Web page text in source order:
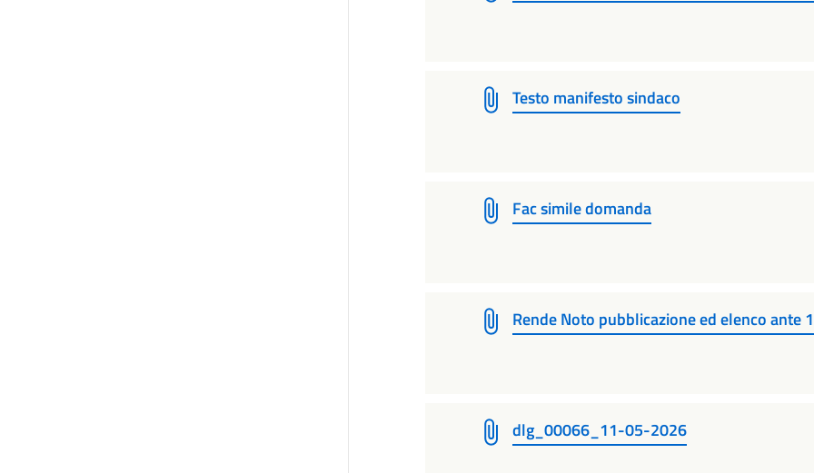
Testo manifesto sindaco
Fac simile domanda
Rende Noto pubblicazione ed elenco ante
dlg_00066_11-05-2026